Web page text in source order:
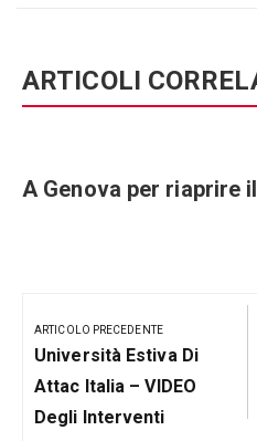
ARTICOLI
A Genova per riaprire
articoli
ARTICOLO PRECEDENTE
Articolo
Precedente:
Università Estiva Di
Attac Italia – VIDEO
Degli Interventi